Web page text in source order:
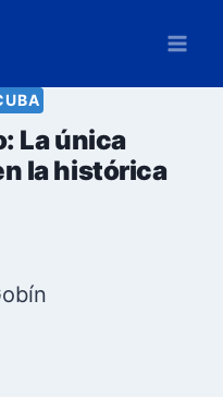
La única
la histórica